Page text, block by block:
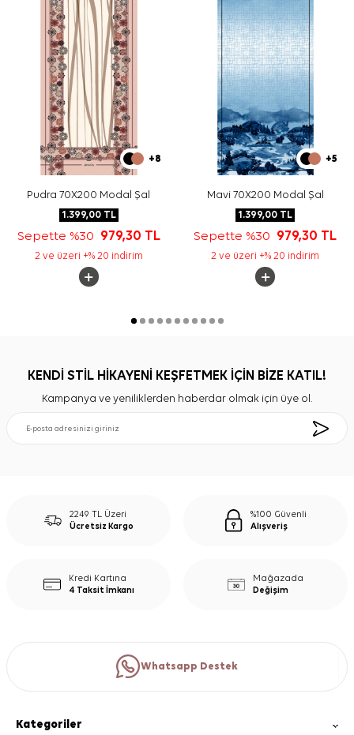
+8
Pudra 70X200 Modal Şal
1.399,00TL
Sepette %30 979,30 TL
2 ve üzeri +% 20 indirim
+5
Mavi 70X200 Modal Şal
1.399,00 TL
Sepette %30 979,30 TL
2 ve üzeri +% 20 indirim
KENDİ STİL HİKAYENİ KEŞFETMEK İÇİN BİZE KATIL!
Kampanya ve yeniliklerden haberdar olmak için üye ol.
2249 TL Üzeri
Ücretsiz Kargo
%100 Güvenli
Alışveriş
Kredi Kartına
4 Taksit İmkanı
Mağazada
Değişim
Whatsapp Destek
Kategoriler